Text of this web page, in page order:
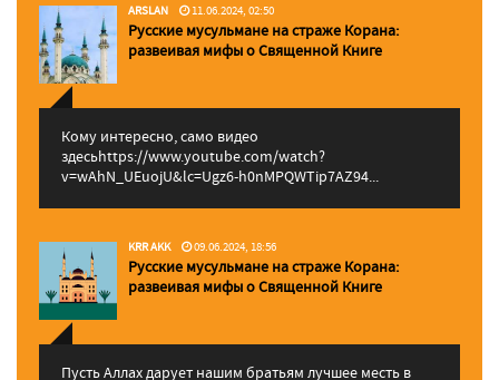
ARSLAN 11.06.2024, 02:50
Русские мусульмане на страже Корана:
pазвеивая мифы о Священной Книге
Кому интересно, само видео
здесьhttps://www.youtube.com/watch?
v=wAhN_UEuojU&lc=Ugz6-h0nMPQWTip7AZ94...
KRR AKK 09.06.2024, 18:56
Русские мусульмане на страже Корана:
pазвеивая мифы о Священной Книге
Пусть Аллах дарует нашим братьям лучшее месть в